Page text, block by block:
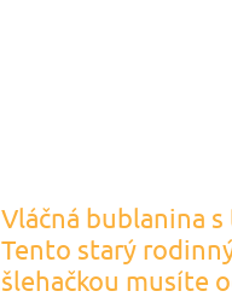
Vláčná bublanina
Tento starý
šlehačkou musíte